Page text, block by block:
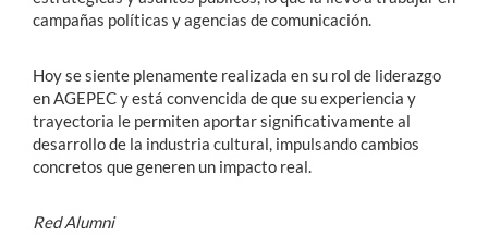
campañas políticas y agencias de comunicación.
Hoy se siente plenamente realizada en su rol de liderazgo
en AGEPEC y está convencida de que su experiencia y
trayectoria le permiten aportar significativamente al
desarrollo de la industria cultural, impulsando cambios
concretos que generen un impacto real.
Red Alumni